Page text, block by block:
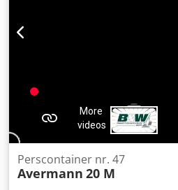
Perscontainer nr. 47
Avermann 20 M